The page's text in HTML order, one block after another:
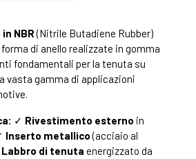
NBR(Nitrile Butadiene Rubber)
di anello realizzate in gomma
fondamentali per la tenuta su
vasta gamma di applicazioni
✓ Rivestimento esterno in
Inserto metallico(acciaio al
Labbro di tenuta energizzato da